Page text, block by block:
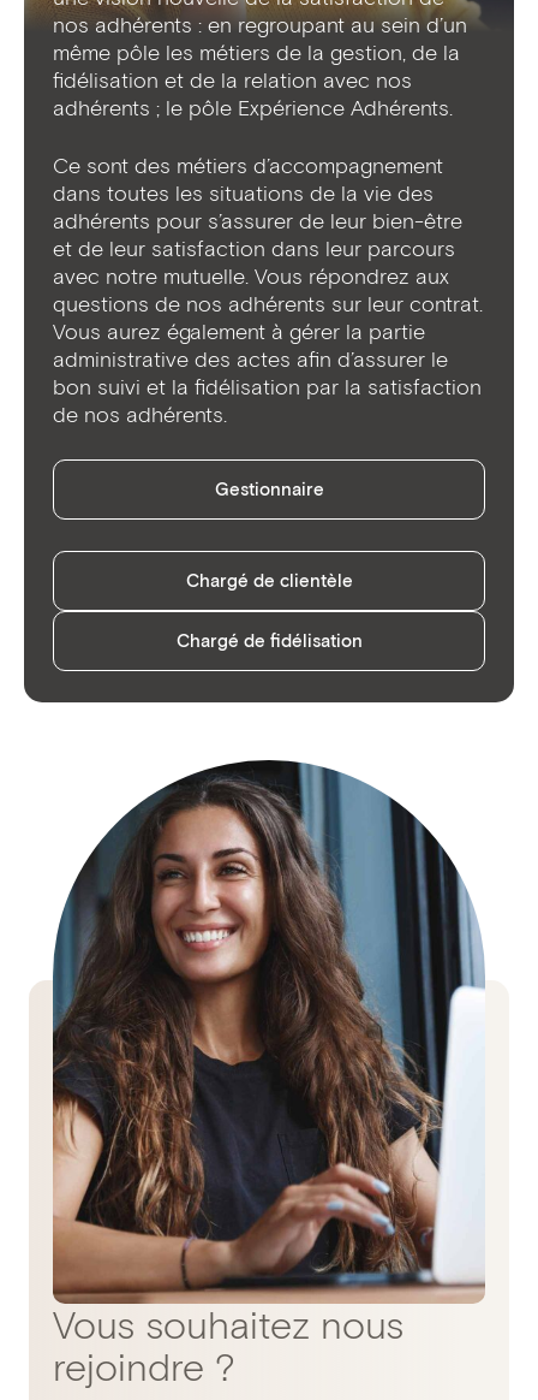
nos adhérents : en regroupant au sein d’un
même pôle les métiers de la gestion, de la
fidélisation et de la relation avec nos
adhérents ; le pôle Expérience Adhérents.
Ce sont des métiers d’accompagnement
dans toutes les situations de la vie des
adhérents pour s’assurer de leur bien-être
et de leur satisfaction dans leur parcours
avec notre mutuelle. Vous répondrez aux
questions de nos adhérents sur leur contrat.
Vous aurez également à gérer la partie
administrative des actes afin d’assurer le
bon suivi et la fidélisation par la satisfaction
de nos adhérents.​
Gestionnaire
Chargé de clientèle
Chargé de fidélisation
Vous souhaitez nous
rejoindre ?